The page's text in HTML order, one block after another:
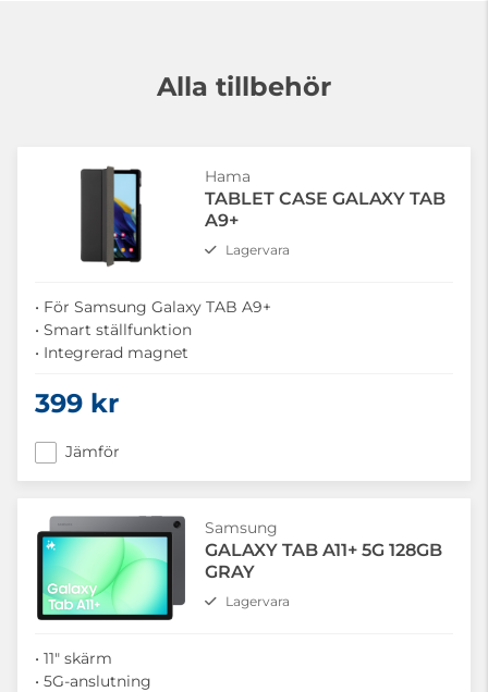
Alla tillbehör
Hama
TABLET CASE GALAXY TAB
A9+
Lagervara
• För Samsung Galaxy TAB A9+
• Smart ställfunktion
• Integrerad magnet
399 kr
Jämför
Samsung
GALAXY TAB A11+ 5G 128GB
GRAY
Lagervara
• 11" skärm
• 5G-anslutning